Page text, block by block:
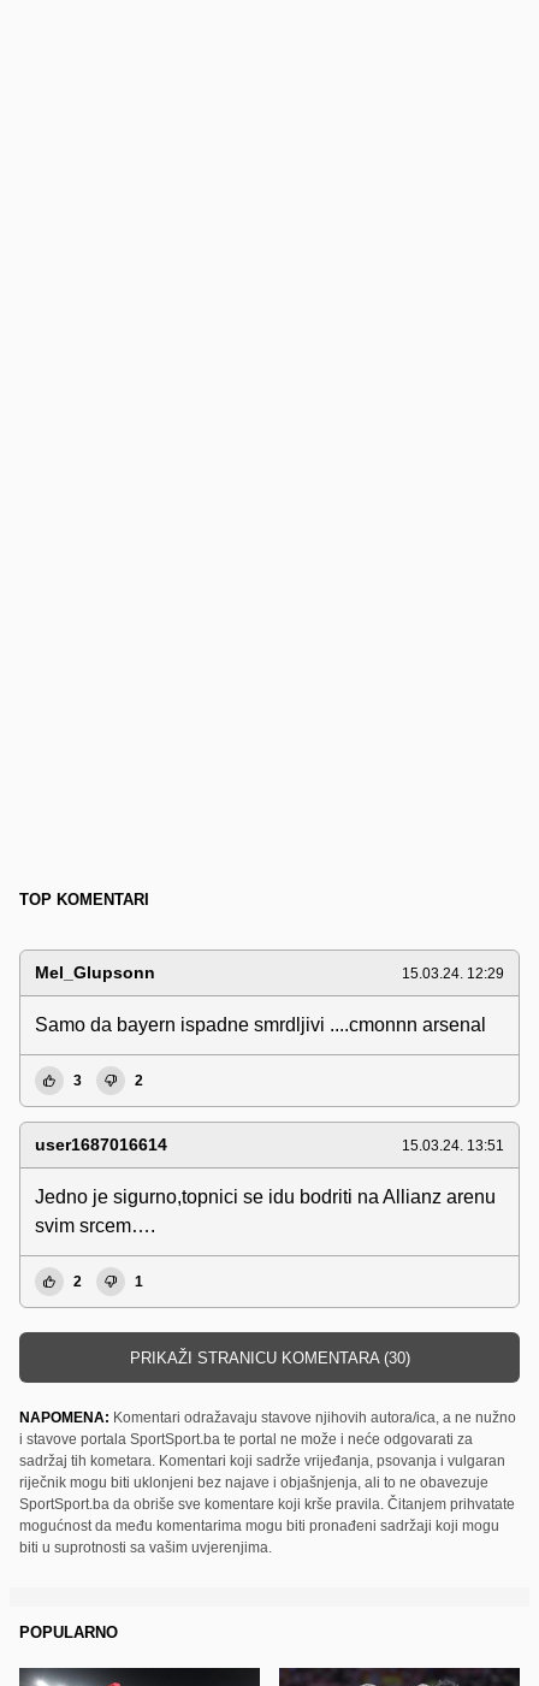
TOP KOMENTARI
Mel_Glupsonn 15.03.24. 12:29
Samo da bayern ispadne smrdljivi ....cmonnn arsenal
3 2
user1687016614 15.03.24. 13:51
Jedno je sigurno,topnici se idu bodriti na Allianz arenu
svim srcem….
2 1
PRIKAŽI STRANICU KOMENTARA (30)
NAPOMENA: Komentari odražavaju stavove njihovih autora/ica, a ne nužno
i stavove portala SportSport.ba te portal ne može i neće odgovarati za
sadržaj tih kometara. Komentari koji sadrže vrijeđanja, psovanja i vulgaran
riječnik mogu biti uklonjeni bez najave i objašnjenja, ali to ne obavezuje
SportSport.ba da obriše sve komentare koji krše pravila. Čitanjem prihvatate
mogućnost da među komentarima mogu biti pronađeni sadržaji koji mogu
biti u suprotnosti sa vašim uvjerenjima.
POPULARNO